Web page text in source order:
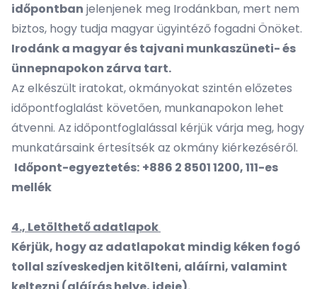
időpontban jelenjenek meg Irodánkban, mert nem
biztos, hogy tudja magyar ügyintéző fogadni Önöket.
Irodánk a magyar és tajvani munkaszüneti- és
ünnepnapokon zárva tart.
Az elkészült iratokat, okmányokat szintén előzetes
időpontfoglalást követően, munkanapokon lehet
átvenni. Az időpontfoglalással kérjük várja meg, hogy
munkatársaink értesítsék az okmány kiérkezéséről.
Időpont-egyeztetés: +886 2 8501 1200, 111-es
mellék
4., Letölthető adatlapok
Kérjük, hogy az adatlapokat mindig kéken fogó
tollal szíveskedjen kitölteni, aláírni, valamint